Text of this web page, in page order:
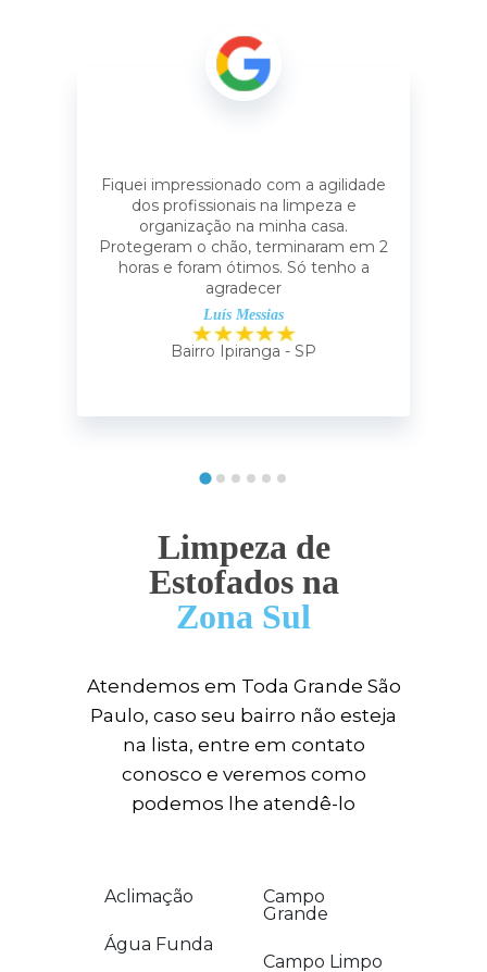
Fiquei impressionado com a agilidade
dos profissionais na limpeza e
organização na minha casa.
Protegeram o chão, terminaram em 2
horas e foram ótimos. Só tenho a
agradecer
Luís Messias
Bairro Ipiranga - SP
Limpeza de
Estofados na
Zona Sul
Atendemos em Toda Grande São
Paulo, caso seu bairro não esteja
na lista, entre em contato
conosco e veremos como
podemos lhe atendê-lo
Aclimação
Água Funda
Campo
Grande
Campo Limpo